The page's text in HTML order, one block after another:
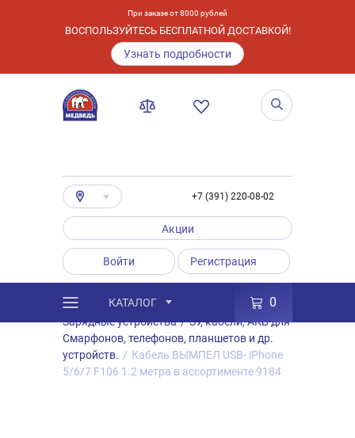
При заказе от 8000 рублей
ВОСПОЛЬЗУЙТЕСЬ БЕСПЛАТНОЙ ДОСТАВКОЙ!
Узнать подробности
+7 (391) 220-08-02
Акции
Войти Регистрация
КАТАЛОГ 0
Каталог / Товары Аксессуары
/
Зарядные устройства / ЗУ, кабели, АКБ для
Смарфонов, телефонов, планшетов и др.
устройств. / Кабель ВЫМПЕЛ USB- iPhone
5/6/7 F106 1.2 метра в ассортименте 9184